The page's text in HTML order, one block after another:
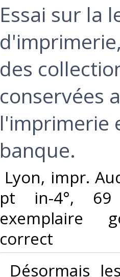
‎Essai sur la
des
conservées
l'imprimerie
banque.‎
Lyon, impr.
pt in-4°, 69
exemplaire
correct‎
Désormais